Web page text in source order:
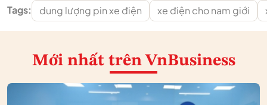
Tags: dung lượng pin xe điện xe điện cho nam giới
Mới nhất trên VnBusiness